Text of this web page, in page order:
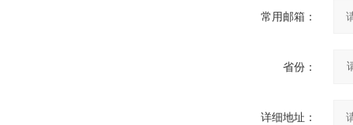
常用邮箱：
省份：
详细地址：